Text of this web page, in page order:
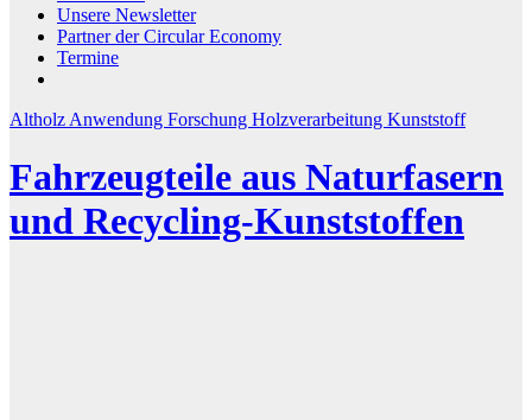
Unsere Newsletter
Partner der Circular Economy
Termine
Altholz Anwendung Forschung Holzverarbeitung Kunststoff
Fahrzeugteile aus Naturfasern
und Recycling-Kunststoffen